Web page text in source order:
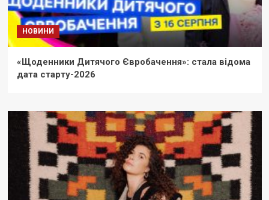
НОВИНИ
«Щоденники Дитячого Євробачення»: стала відома
дата старту-2026